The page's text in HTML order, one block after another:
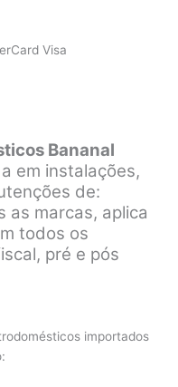
Visa
Bananal
em instalações,
de:
as marcas, aplica
todos os
pré e pós
importados